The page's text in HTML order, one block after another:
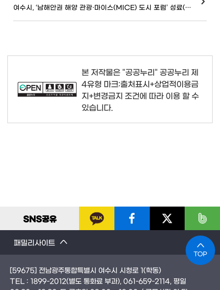
여수시, ‘남해안권 해양 관광·마이스(MICE) 도시 포럼’ 성료(24.10.14.)
본 저작물은 "공공누리" 공공누리 제
4유형 마크:출처표시+상업적이용금
지+변경금지 조건에 따라 이용 할 수
있습니다.
SNS공유
패밀리사이트
TOP
[59675] 전남광주통합특별시 여수시 시청로 1(학동)
TEL : 1899-2012(별도 통화료 부과) , 061-659-2114 , 평일